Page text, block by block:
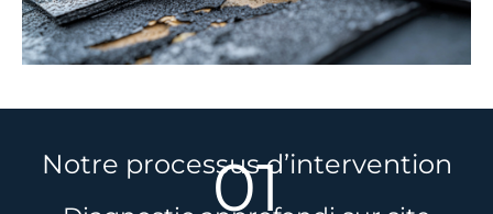
Notre processus d’intervention
01